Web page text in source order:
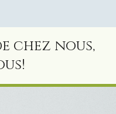
chez nous,